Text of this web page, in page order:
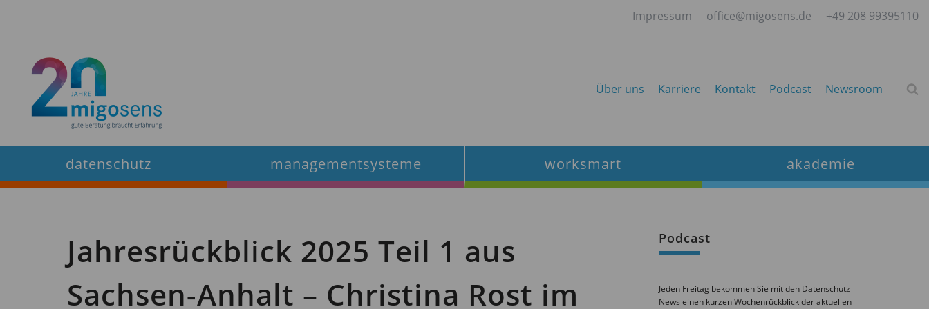
Inhalt
springen
Impressum office@migosens.de +49 208 99395110
Über uns Karriere Kontakt Podcast Newsroom
datenschutz managementsysteme worksmart akademie
Jahresrückblick 2025 Teil 1 aus
Sachsen-Anhalt – Christina Rost im
Podcast
Jeden Freitag bekommen Sie mit den Datenschutz
News einen kurzen Wochenrückblick der aktuellen